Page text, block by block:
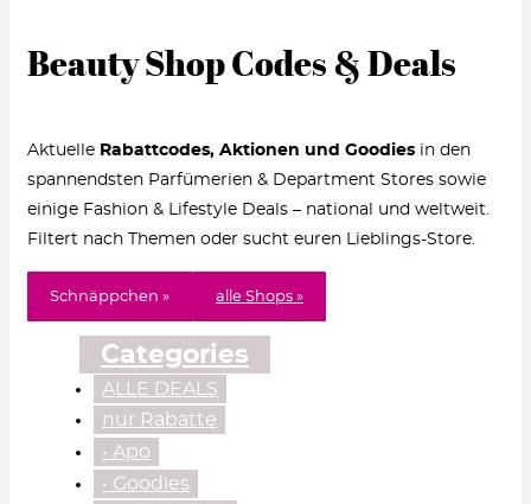
Beauty Shop Codes & Deals
Aktuelle Rabattcodes, Aktionen und Goodies in den
spannendsten Parfümerien & Department Stores sowie
einige Fashion & Lifestyle Deals – national und weltweit.
Filtert nach Themen oder sucht euren Lieblings-Store.
Schnäppchen » alle Shops »
Categories
ALLE DEALS
nur Rabatte
• Apo
• Goodies